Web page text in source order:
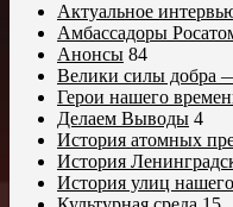
Актуальное
Амбассадоры
Анонсы 84
Велики силы
Герои нашего
Делаем Выводы 4
История атомных
История
История улиц